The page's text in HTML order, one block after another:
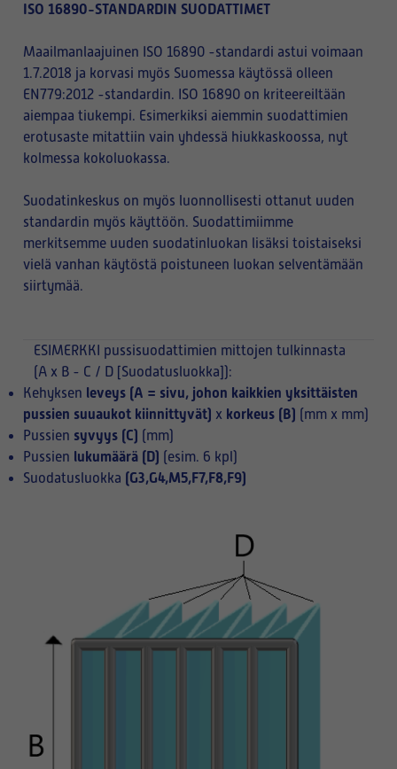
ISO 16890-STANDARDIN SUODATTIMET
Maailmanlaajuinen ISO 16890 -standardi astui voimaan
1.7.2018 ja korvasi myös Suomessa käytössä olleen
EN779:2012 -standardin. ISO 16890 on kriteereiltään
aiempaa tiukempi. Esimerkiksi aiemmin suodattimien
erotusaste mitattiin vain yhdessä hiukkaskoossa, nyt
kolmessa kokoluokassa.
Suodatinkeskus on myös luonnollisesti ottanut uuden
standardin myös käyttöön. Suodattimiimme
merkitsemme uuden suodatinluokan lisäksi toistaiseksi
vielä vanhan käytöstä poistuneen luokan selventämään
siirtymää.
ESIMERKKI pussisuodattimien mittojen tulkinnasta
(A x B - C / D [Suodatusluokka]):
Kehyksen leveys (A = sivu, johon kaikkien yksittäisten
pussien suuaukot kiinnittyvät) x korkeus (B) (mm x mm)
Pussien syvyys (C) (mm)
Pussien lukumäärä (D) (esim. 6 kpl)
Suodatusluokka (G3,G4,M5,F7,F8,F9)